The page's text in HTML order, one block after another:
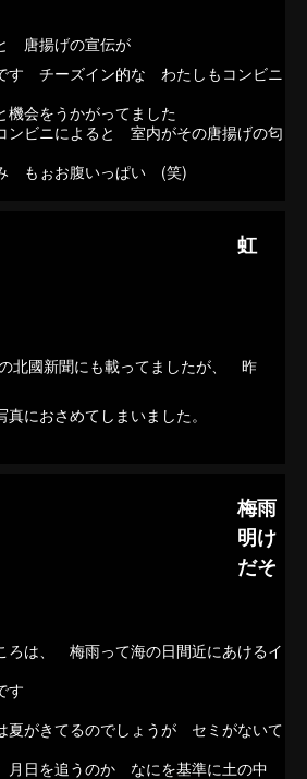
唐揚げの宣伝が
す チーズイン的な わたしもコンビニ
機会をうかがってました
ビニによると 室内がその唐揚げの匂
もぉお腹いっぱい (笑)
虹
北國新聞にも載ってましたが、 昨
におさめてしまいました。
梅雨
明け
だそ
ろは、 梅雨って海の日間近にあけるイ
す
がきてるのでしょうが セミがないて
日を追うのか なにを基準に土の中